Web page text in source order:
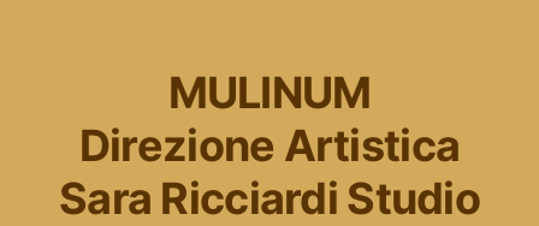
MULINUM
Direzione Artistica
Sara Ricciardi Studio